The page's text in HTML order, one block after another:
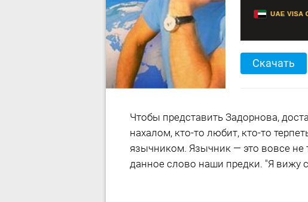
Скачать
Чтобы представить Задорнова,
нахалом, кто-то любит, кто-то
язычником. Язычник — это вовсе
данное слово наши предки. "Я вижу